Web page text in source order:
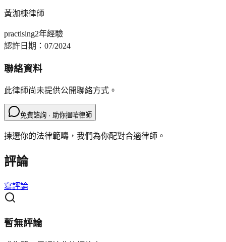
黃泇棟律師
practising2年經驗
認許日期： 07/2024
聯絡資料
此律師尚未提供公開聯絡方式。
免費諮詢 · 助你搵啱律師
揀選你的法律範疇，我們為你配對合適律師。
評論
寫評論
暫無評論